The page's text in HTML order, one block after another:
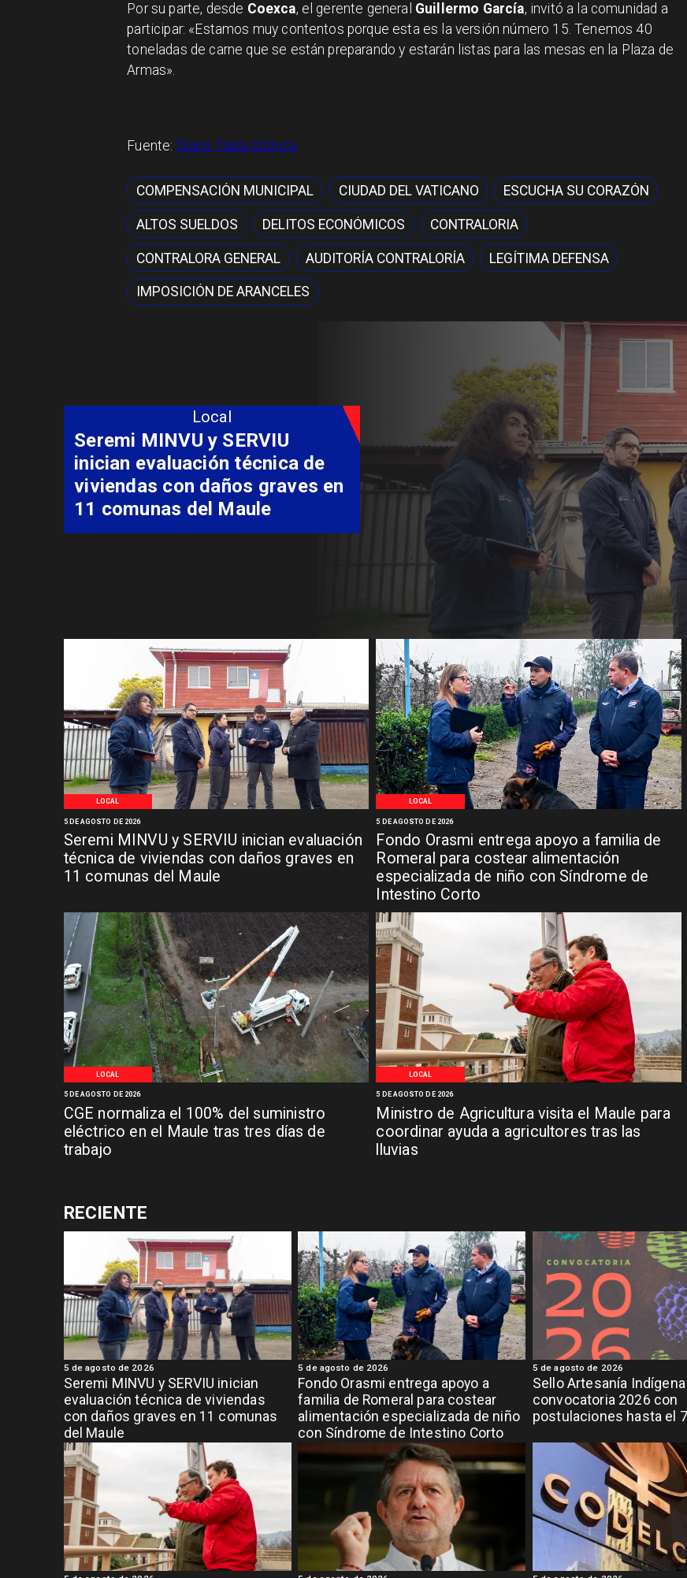
Por su parte, desde Coexca, el gerente general Guillermo García, invitó a la comunidad a
participar: «Estamos muy contentos porque esta es la versión número 15. Tenemos 40
toneladas de carne que se están preparando y estarán listas para las mesas en la Plaza de
Armas».
Fuente: Diario Talca Crónica
COMPENSACIÓN MUNICIPAL CIUDAD DEL VATICANO ESCUCHA SU CORAZÓN
ALTOS SUELDOS DELITOS ECONÓMICOS CONTRALORIA
CONTRALORA GENERAL AUDITORÍA CONTRALORÍA LEGÍTIMA DEFENSA
IMPOSICIÓN DE ARANCELES
LOCAL
Seremi MINVU y SERVIU inician evaluación
técnica de viviendas con daños graves en
11 comunas del Maule
5 DE AGOSTO DE 2026
LOCAL
Fondo Orasmi entrega apoyo a familia de
Romeral para costear alimentación
especializada de niño con Síndrome de
Intestino Corto
5 DE AGOSTO DE 2026
LOCAL
CGE normaliza el 100% del suministro
eléctrico en el Maule tras tres días de
trabajo
5 DE AGOSTO DE 2026
LOCAL
Ministro de Agricultura visita el Maule para
coordinar ayuda a agricultores tras las
lluvias
5 DE AGOSTO DE 2026
Local
Fondo Orasmi entrega apoyo a
familia de Romeral para
costear alimentación
especializada de niño con
Síndrome de Intestino Corto
RECIENTE
Seremi MINVU y SERVIU inician
evaluación técnica de viviendas
con daños graves en 11 comunas
del Maule
5 de agosto de 2026
Fondo Orasmi entrega apoyo a
familia de Romeral para costear
alimentación especializada de niño
con Síndrome de Intestino Corto
5 de agosto de 2026
Sello Artesanía
convocatoria 2026 con
postulaciones hasta el
5 de agosto de 2026